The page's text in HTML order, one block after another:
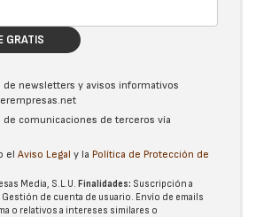
GRATIS
newsletters y avisos informativos
comunicaciones de terceros vía
el Aviso Legal y la Política de Protección de
Media, S.L.U. Finalidades: Suscripción a
de cuenta de usuario. Envío de emails
o relativos a intereses similares o